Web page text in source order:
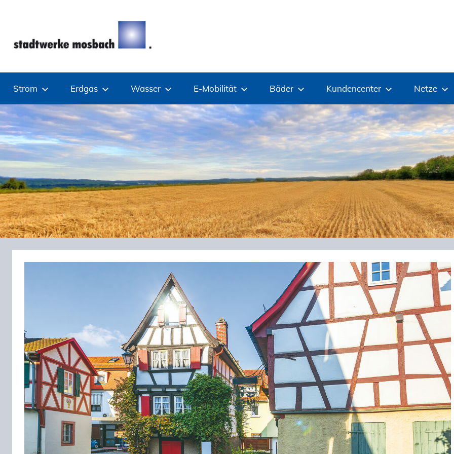
springen
Stadtwerke
Mosbach
Strom Erdgas Wasser E-Mobilität Bäder Kundencenter Netze